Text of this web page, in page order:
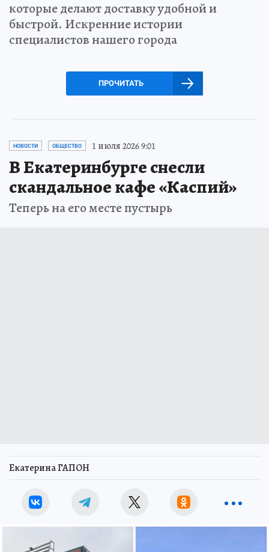
которые делают доставку удобной и
быстрой. Искренние истории
специалистов нашего города
ПРОЧИТАТЬ
НОВОСТИ ОБЩЕСТВО 1 июля 2026 9:01
В Екатеринбурге снесли
скандальное кафе «Каспий»
Теперь на его месте пустырь
Екатерина ГАПОН